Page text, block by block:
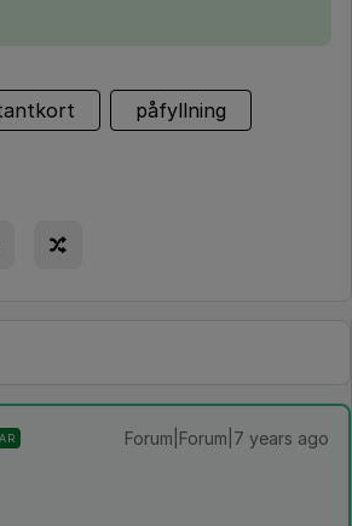
påfyllning
Forum|Forum|7 years ago